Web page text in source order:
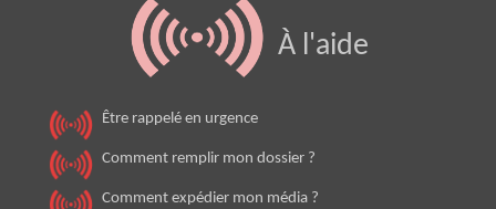
À l'aide
Être rappelé en urgence
Comment remplir mon dossier ?
Comment expédier mon média ?